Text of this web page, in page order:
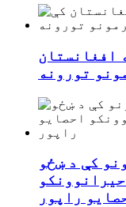
افغانستان
تورونه
کې د ښځو
راپور